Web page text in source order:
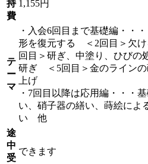
持
費
1,155円
テ
ー
マ
・入会6回目まで基礎編・・
形を復元する ＜2回目＞欠
回目＞研ぎ、中塗り、ひびの
研ぎ ＜5回目＞金のライン
上げ
・7回目以降は応用編・・・
い、硝子器の繕い、蒔絵によ
い 他
途
中
受
できます